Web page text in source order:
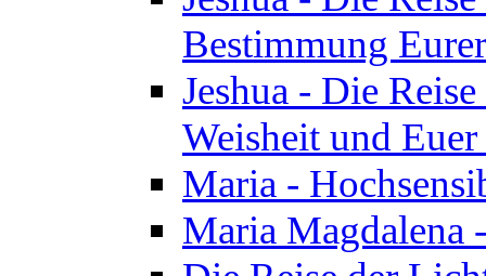
Bestimmung
Jeshua - Die
Weisheit und
Maria -
Maria Magdalena